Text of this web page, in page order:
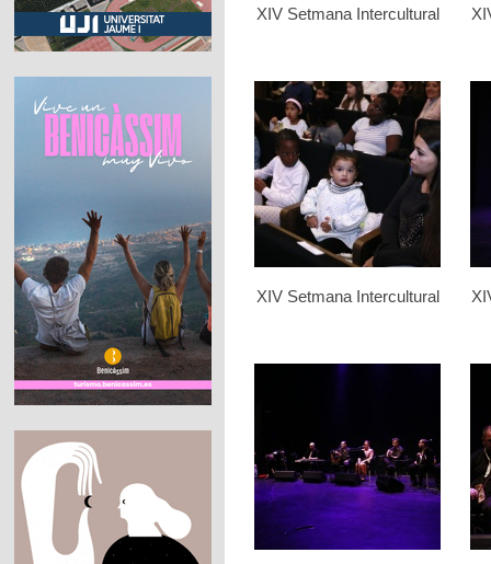
XIV Setmana Intercultural
XIV Setmana Intercultural